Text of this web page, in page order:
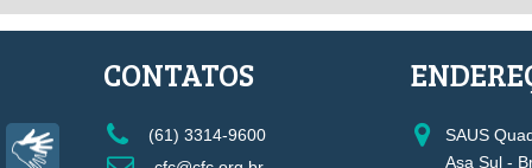
CONTATOS
(61) 3314-9600
SAUS
Asa Sul -
Libras